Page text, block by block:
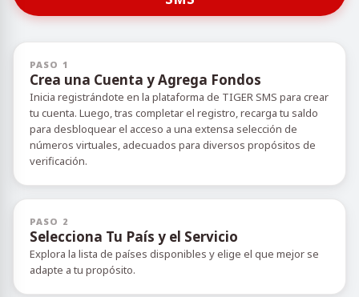
PASO 1
Crea una Cuenta y Agrega Fondos
Inicia registrándote en la plataforma de TIGER SMS para crear
tu cuenta. Luego, tras completar el registro, recarga tu saldo
para desbloquear el acceso a una extensa selección de
números virtuales, adecuados para diversos propósitos de
verificación.
PASO 2
Selecciona Tu País y el Servicio
Explora la lista de países disponibles y elige el que mejor se
adapte a tu propósito.